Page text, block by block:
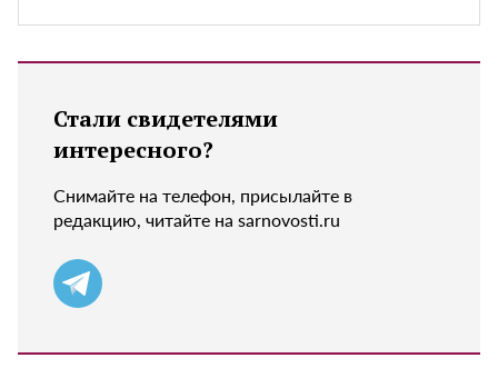
Стали свидетелями
интересного?
Снимайте на телефон, присылайте в
редакцию, читайте на sarnovosti.ru